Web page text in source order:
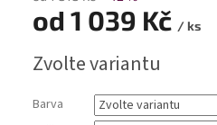
od 1 039 Kč / ks
cena:
Zvolte variantu
Barva